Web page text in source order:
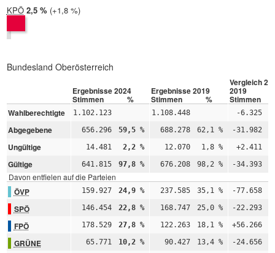
KPÖ 2024:
2,5 %
2019:
0,6 %
Differenz:
+1,8 %
Bundesland Oberösterreich
Ergebnisse 2024 Ergebnisse 2019
Vergleich
2019
Stimmen % Stimmen %
Stimmen
Wahlberechtigte
1.102.123 1.108.448 -6.325
Abgegebene 656.296 59,5 % 688.278 62,1 % -31.982
Ungültige 14.481 2,2 % 12.070 1,8 % +2.411
Gültige 641.815 97,8 % 676.208 98,2 % -34.393
Davon entfielen auf die Parteien
ÖVP 159.927 24,9 % 237.585 35,1 % -77.658
SPÖ 146.454 22,8 % 168.747 25,0 % -22.293
FPÖ 178.529 27,8 % 122.263 18,1 % +56.266
GRÜNE 65.771 10,2 % 90.427 13,4 % -24.656